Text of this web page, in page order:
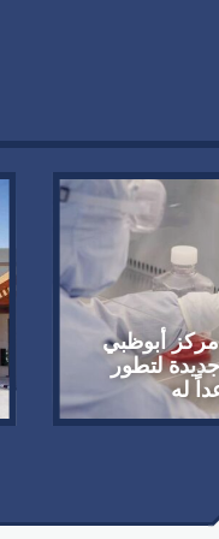
أبوظبي
لتطور
له